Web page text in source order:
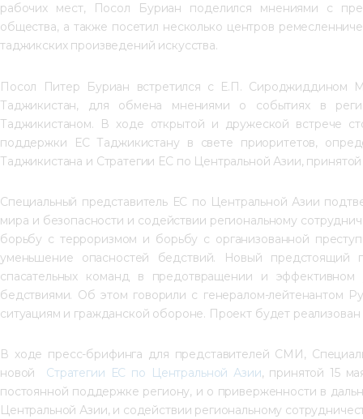
рабочих мест, Посол Буриан поделился мнениями с
общества, а также посетил несколько центров
таджикских произведений искусства.
Посол Питер Буриан встретился с Е.П. Сироджиддином
Таджикистан, для обмена мнениями о событиях в
Таджикистаном. В ходе открытой и дружеской встрече
поддержки ЕС Таджикистану в свете приоритетов,
Таджикистана и Стратегии ЕС по Центральной Азии,
Специальный представитель ЕС по Центральной Азии
мира и безопасности и содействии региональному
борьбу с терроризмом и борьбу с организованной
уменьшение опасностей бедствий. Новый
спасательных команд в предотвращении и
бедствиями. Об этом говорили с генералом-лейтенантом
ситуациям и гражданской обороне. Проект будет
В ходе пресс-брифинга для представителей СМИ,
новой
Стратегии ЕС по Центральной Азии, принятой 15
постоянной поддержке региону, и о приверженности в
Центральной Азии, и содействии региональному